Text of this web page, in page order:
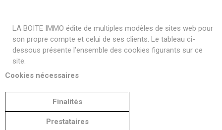
LA BOITE IMMO édite de multiples modèles de sites web pour
son propre compte et celui de ses clients. Le tableau ci-
dessous présente l’ensemble des cookies figurants sur ce
site.
Cookies nécessaires
Finalités
Prestataires